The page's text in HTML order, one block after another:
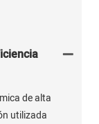
de alta
utilizada